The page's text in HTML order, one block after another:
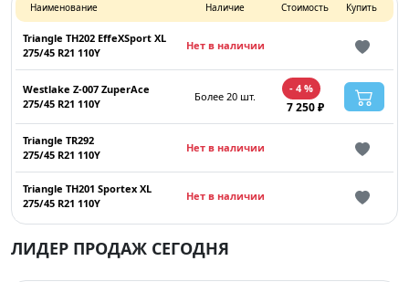
Наименование Наличие Стоимость Купить
Triangle TH202 EffeXSport XL
275/45 R21 110Y
Нет в наличии
Westlake Z-007 ZuperAce
275/45 R21 110Y
Более 20 шт.
- 4 %
7 250 ₽
Triangle TR292
275/45 R21 110Y
Нет в наличии
Triangle TH201 Sportex XL
275/45 R21 110Y
Нет в наличии
ЛИДЕР ПРОДАЖ СЕГОДНЯ